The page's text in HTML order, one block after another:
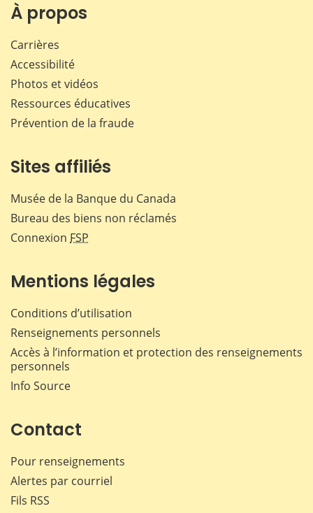
À propos
Carrières
Accessibilité
Photos et vidéos
Ressources éducatives
Prévention de la fraude
Sites affiliés
Musée de la Banque du Canada
Bureau des biens non réclamés
Connexion FSP
Mentions légales
Conditions d’utilisation
Renseignements personnels
Accès à l’information et protection des renseignements
personnels
Info Source
Contact
Pour renseignements
Alertes par courriel
Fils RSS